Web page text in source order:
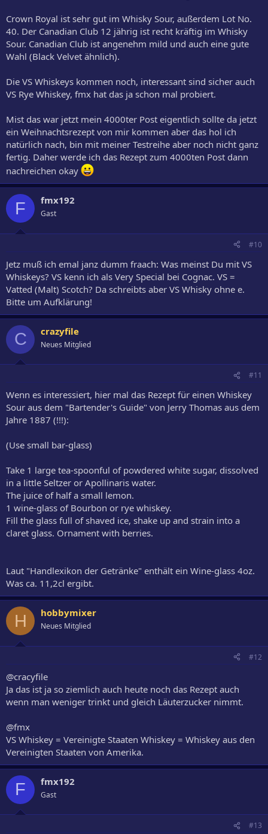
Crown Royal ist sehr gut im Whisky Sour, außerdem Lot No.
40. Der Canadian Club 12 jährig ist recht kräftig im Whisky
Sour. Canadian Club ist angenehm mild und auch eine gute
Wahl (Black Velvet ähnlich).
Die VS Whiskeys kommen noch, interessant sind sicher auch
VS Rye Whiskey, fmx hat das ja schon mal probiert.
Mist das war jetzt mein 4000ter Post eigentlich sollte da jetzt
ein Weihnachtsrezept von mir kommen aber das hol ich
natürlich nach, bin mit meiner Testreihe aber noch nicht ganz
fertig. Daher werde ich das Rezept zum 4000ten Post dann
nachreichen okay
F fmx192
Gast
#10
Jetz muß ich emal janz dumm fraach: Was meinst Du mit VS
Whiskeys? VS kenn ich als Very Special bei Cognac. VS =
Vatted (Malt) Scotch? Da schreibts aber VS Whisky ohne e.
Bitte um Aufklärung!
C crazyfile
Neues Mitglied
#11
Wenn es interessiert, hier mal das Rezept für einen Whiskey
Sour aus dem "Bartender's Guide" von Jerry Thomas aus dem
Jahre 1887 (!!!):
(Use small bar-glass)
Take 1 large tea-spoonful of powdered white sugar, dissolved
in a little Seltzer or Apollinaris water.
The juice of half a small lemon.
1 wine-glass of Bourbon or rye whiskey.
Fill the glass full of shaved ice, shake up and strain into a
claret glass. Ornament with berries.
Laut "Handlexikon der Getränke" enthält ein Wine-glass 4oz.
Was ca. 11,2cl ergibt.
H hobbymixer
Neues Mitglied
#12
@cracyfile
Ja das ist ja so ziemlich auch heute noch das Rezept auch
wenn man weniger trinkt und gleich Läuterzucker nimmt.
@fmx
VS Whiskey = Vereinigte Staaten Whiskey = Whiskey aus den
Vereinigten Staaten von Amerika.
F fmx192
Gast
#13